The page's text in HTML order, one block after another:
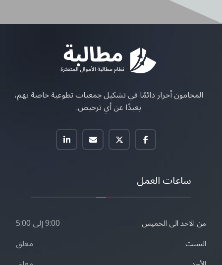
المحامون أحرار دائمًا في تشكيل جمعيات تطوعية خاصة بهم،
بعيدًا عن أي ترخيص.
ساعات العمل
من الاحد الى الخميس 9:00 إلى 5:00
السبت مغلق